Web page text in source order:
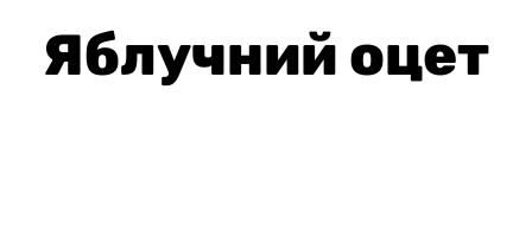
Яблучний оцет